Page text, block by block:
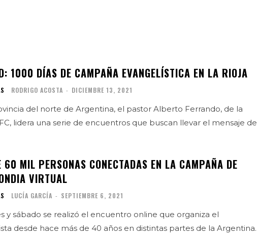
1000 DÍAS DE CAMPAÑA EVANGELÍSTICA EN LA RIOJA
RODRIGO ACOSTA - DICIEMBRE 13, 2021
del norte de Argentina, el pastor Alberto Ferrando, de la
lidera una serie de encuentros que buscan llevar el mensaje de
60 MIL PERSONAS CONECTADAS EN LA CAMPAÑA DE
VIRTUAL
LUCÍA GARCÍA - SEPTIEMBRE 6, 2021
y sábado se realizó el encuentro online que organiza el
desde hace más de 40 años en distintas partes de la Argentina.